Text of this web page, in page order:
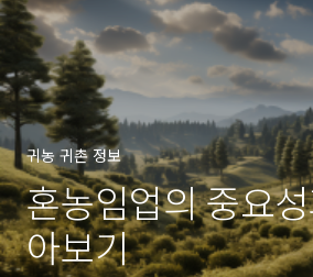
귀농 귀촌 정보
혼농임업의 중요
아보기